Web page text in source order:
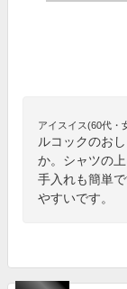
アイスイス(60代・
ルコックのお
か。シャツの
手入れも簡単
やすいです。